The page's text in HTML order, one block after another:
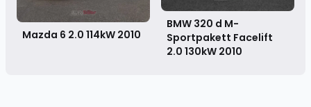
Mazda 6 2.0 114kW 2010
BMW 320 d M-
Sportpakett Facelift
2.0 130kW 2010